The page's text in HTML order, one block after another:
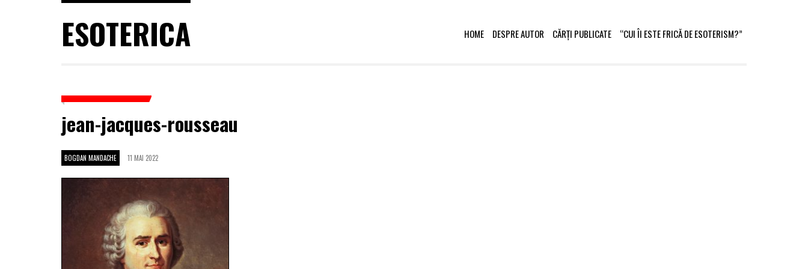
ESOTERICA HOME DESPRE AUTOR CĂRȚI PUBLICATE “CUI ÎI ESTE FRICĂ DE ESOTERISM?”
jean-jacques-rousseau
BOGDAN MANDACHE 11 MAI 2022